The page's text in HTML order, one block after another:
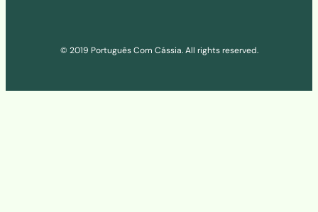
© 2019 Português Com Cássia. All rights reserved.